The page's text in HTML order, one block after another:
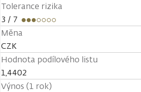
Tolerance rizika
3 / 7
Měna
CZK
Hodnota podílového listu
1,4402
Výnos (1 rok)